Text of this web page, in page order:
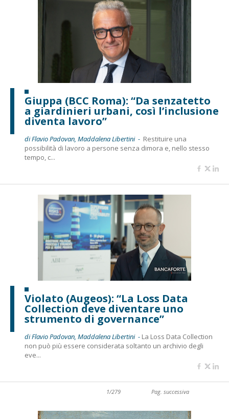
Giuppa (BCC Roma): “Da senzatetto
a giardinieri urbani, così l’inclusione
diventa lavoro”
di Flavio Padovan, Maddalena Libertini - Restituire una
possibilità di lavoro a persone senza dimora e, nello stesso
tempo, c...
Violato (Augeos): “La Loss Data
Collection deve diventare uno
strumento di governance”
di Flavio Padovan, Maddalena Libertini - La Loss Data Collection
non può più essere considerata soltanto un archivio degli
eve...
1/279 Pag. successiva